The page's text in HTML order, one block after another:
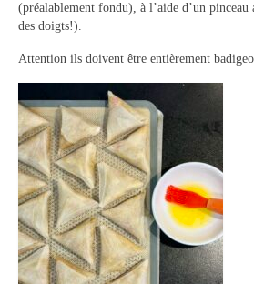
(préalablement fondu), à l’aide d’un
des doigts!).
Attention ils doivent être entièrement